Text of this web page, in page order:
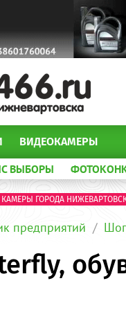
ВИДЕОКАМЕРЫ
ВЫБОРЫ
КАМЕРЫ ГОРОДА
предприятий